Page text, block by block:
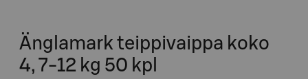
Änglamark teippivaippa koko
4, 7-12 kg 50 kpl